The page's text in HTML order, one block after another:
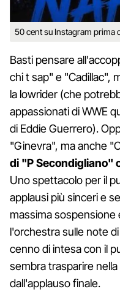
50 cent su Instagram prima
Basti pensare
chi t sap" e "Cadillac",
la lowrider (che
appassionati di WWE
di Eddie Guerrero).
"Ginevra", ma anche
di "P Secondigliano"
Uno spettacolo per il
applausi più sinceri e
massima sospensione
l'orchestra sulle note
cenno di intesa con il
sembra trasparire
dall'applauso finale.